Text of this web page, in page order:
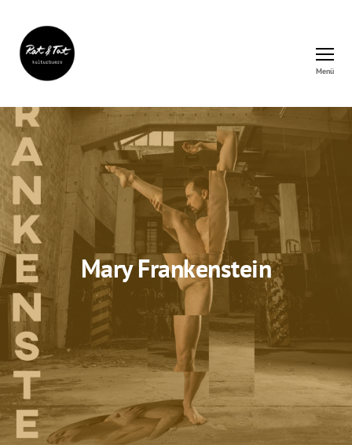
–
Kulturbüro
Menü
Mary Frankenstein